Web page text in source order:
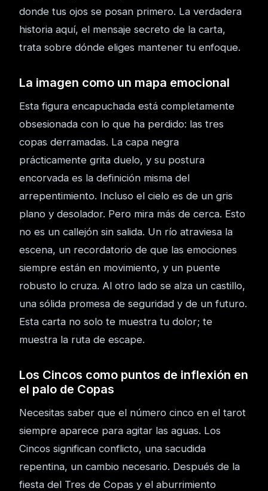
donde tus ojos se posan primero. La verdadera
historia aquí, el mensaje secreto de la carta,
trata sobre dónde eliges mantener tu enfoque.
La imagen como un mapa emocional
Esta figura encapuchada está completamente
obsesionada con lo que ha perdido: las tres
copas derramadas. La capa negra
prácticamente grita duelo, y su postura
encorvada es la definición misma del
arrepentimiento. Incluso el cielo es de un gris
plano y desolador. Pero mira más de cerca. Esto
no es un callejón sin salida. Un río atraviesa la
escena, un recordatorio de que las emociones
siempre están en movimiento, y un puente
robusto lo cruza. Al otro lado se alza un castillo,
una sólida promesa de seguridad y de un futuro.
Esta carta no solo te muestra tu dolor; te
muestra la ruta de escape.
Los Cincos como puntos de inflexión en
el palo de Copas
Necesitas saber que el número cinco en el tarot
siempre aparece para agitar las aguas. Los
Cincos significan conflicto, una sacudida
repentina, un cambio necesario. Después de la
fiesta del Tres de Copas y el aburrimiento